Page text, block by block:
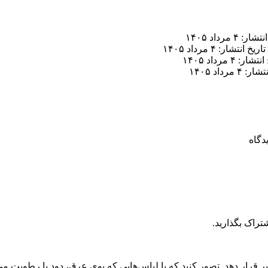
۴ مرداد ۱۴۰۵
تاریخ انتشار: ۴ مرداد ۱۴۰۵
۴ مرداد ۱۴۰۵
مرداد ۱۴۰۵
بگذارید.
قرار دهد. تصور کنید که با لباس‌هایی که بوی عرق، دود یا